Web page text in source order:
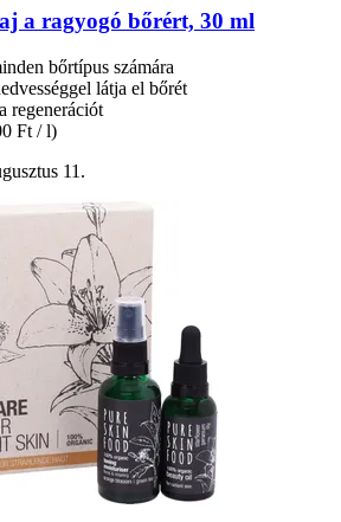
a ragyogó bőrért, 30 ml
bőrtípus számára
látja el bőrét
regenerációt
Ft / l)
11.